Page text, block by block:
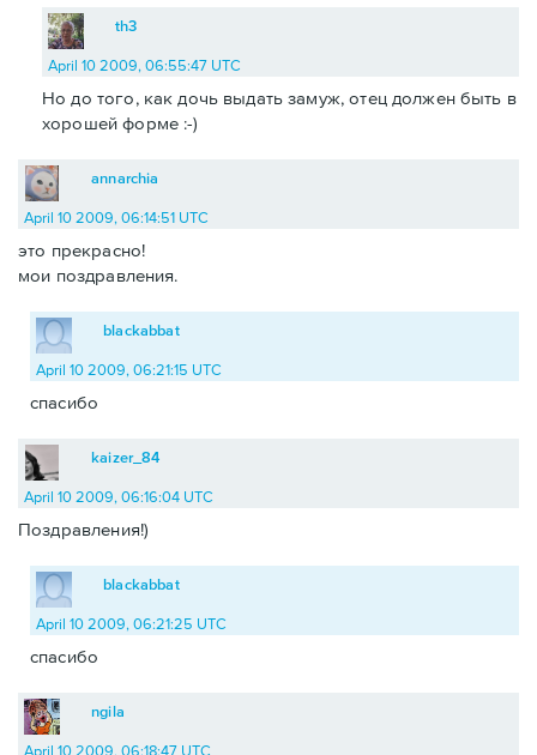
th3
April 10 2009, 06:55:47 UTC
Но до того, как дочь выдать замуж, отец должен быть в
хорошей форме :-)
annarchia
April 10 2009, 06:14:51 UTC
это прекрасно!
мои поздравления.
blackabbat
April 10 2009, 06:21:15 UTC
спасибо
kaizer_84
April 10 2009, 06:16:04 UTC
Поздравления!)
blackabbat
April 10 2009, 06:21:25 UTC
спасибо
ngila
April 10 2009, 06:18:47 UTC